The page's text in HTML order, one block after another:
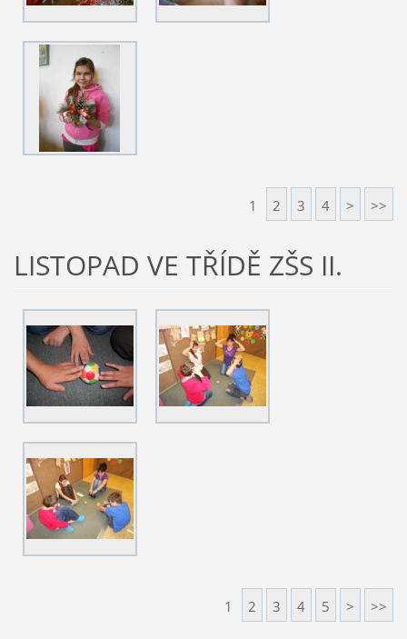
1 2 3 4 > >>
LISTOPAD VE TŘÍDĚ ZŠS II.
1 2 3 4 5 > >>